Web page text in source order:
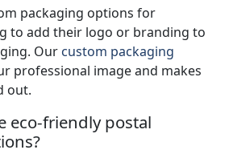
packaging options for
to add their logo or branding to
Our custom packaging
professional image and makes
out.
eco-friendly postal